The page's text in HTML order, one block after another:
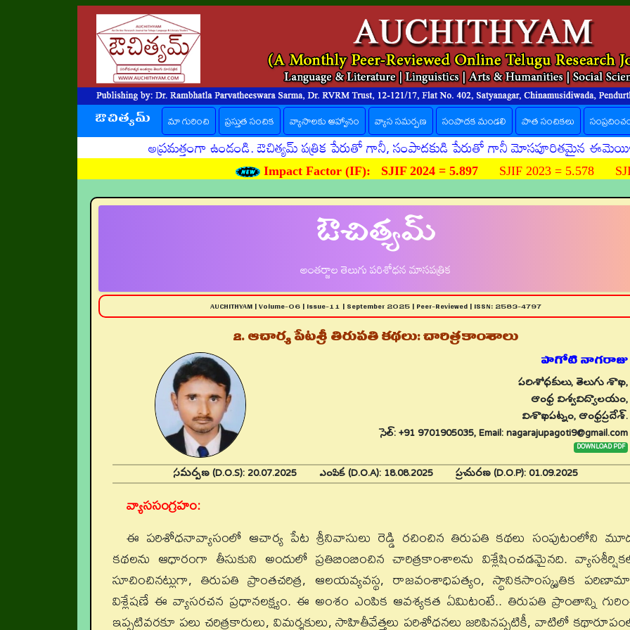
ఔచిత్యమ్ మా గురించి ప్రస్తుత సంచిక (current)
వ్యాసాలకు ఆహ్వానం వ్యాస సమర్పణ సంపాదక మండలి పాత సంచికలు
అప్రమత్తంగా ఉండండి. ఔచిత్యమ్ పత్రిక పేరుతో గానీ, సంపాదకుడి పేరుతో గానీ మోసపూరితమైన ఈమెయిళ్ళు,
Impact Factor (IF): SJIF 2024 = 5.897SJIF 2023 = 5.578 SJIF
ఔచిత్యమ్
అంతర్జాల తెలుగు పరిశోధన మాసపత్రిక
AUCHITHYAM | Volume-06 | Issue-11 | September 2025 | Peer-Reviewed | ISSN: 2583-4797
2. ఆచార్య పేటశ్రీ తిరుపతి కథలు: చారిత్రకాంశాలు
పాగోటి నాగరాజు
పరిశోధకులు, తెలుగు శాఖ,
ఆంధ్ర విశ్వవిద్యాలయం,
విశాఖపట్నం, ఆంధ్రప్రదేశ్.
సెల్: +91 9701905035, Email: nagarajupagoti9@gmail.com
DOWNLOAD PDF
సమర్పణ (D.O.S):20.07.2025ఎంపిక (D.O.A):18.08.2025ప్రచురణ (D.O.P):01.09.2025
వ్యాససంగ్రహం:
ఈ పరిశోధనావ్యాసంలో ఆచార్య పేట శ్రీనివాసులు రెడ్డి రచించిన తిరుపతి కథలు సంపుటంలోని
కథలను ఆధారంగా తీసుకుని అందులో ప్రతిబింబించిన చారిత్రకాంశాలను విశ్లేషించడమైనది.
సూచించినట్లుగా, తిరుపతి ప్రాంతచరిత్ర, ఆలయవ్యవస్థ, రాజవంశాధిపత్యం, స్థానికసాంస్కృతిక
విశ్లేషణే ఈ వ్యాసరచన ప్రధానలక్ష్యం. ఈ అంశం ఎంపిక ఆవశ్యకత ఏమిటంటే.. తిరుపతి ప్రాంతాన్ని
ఇప్పటివరకూ పలు చరిత్రకారులు, విమర్శకులు, సాహితీవేత్తలు పరిశోధనలు జరిపినప్పటికీ, వాటిలో